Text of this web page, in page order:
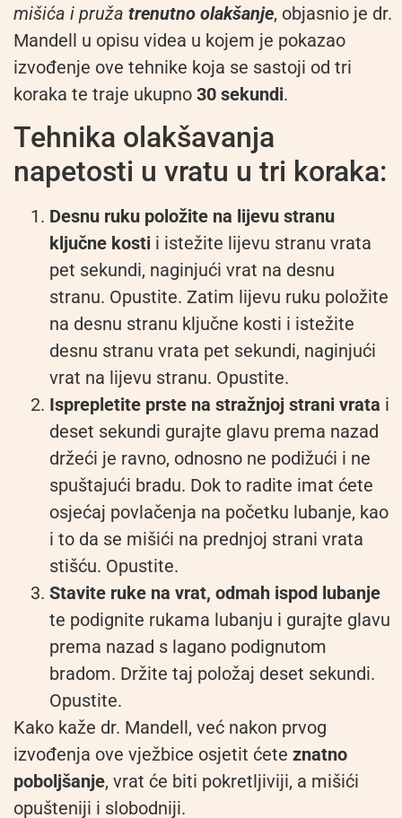
mišića i pruža trenutno olakšanje, objasnio je dr.
Mandell u opisu videa u kojem je pokazao
izvođenje ove tehnike koja se sastoji od tri
koraka te traje ukupno 30 sekundi.
Tehnika olakšavanja
napetosti u vratu u tri koraka:
Desnu ruku položite na lijevu stranu
ključne kosti i istežite lijevu stranu vrata
pet sekundi, naginjući vrat na desnu
stranu. Opustite. Zatim lijevu ruku položite
na desnu stranu ključne kosti i istežite
desnu stranu vrata pet sekundi, naginjući
vrat na lijevu stranu. Opustite.
Isprepletite prste na stražnjoj strani vrata i
deset sekundi gurajte glavu prema nazad
držeći je ravno, odnosno ne podižući i ne
spuštajući bradu. Dok to radite imat ćete
osjećaj povlačenja na početku lubanje, kao
i to da se mišići na prednjoj strani vrata
stišću. Opustite.
Stavite ruke na vrat, odmah ispod lubanje
te podignite rukama lubanju i gurajte glavu
prema nazad s lagano podignutom
bradom. Držite taj položaj deset sekundi.
Opustite.
Kako kaže dr. Mandell, već nakon prvog
izvođenja ove vježbice osjetit ćete znatno
poboljšanje, vrat će biti pokretljiviji, a mišići
opušteniji i slobodniji.